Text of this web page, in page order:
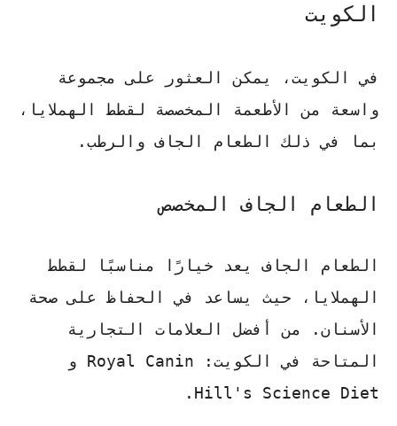
الكويت
في الكويت، يمكن العثور على مجموعة
واسعة من الأطعمة المخصصة لقطط الهملايا،
بما في ذلك الطعام الجاف والرطب.
الطعام الجاف المخصص
الطعام الجاف يعد خيارًا مناسبًا لقطط
الهملايا، حيث يساعد في الحفاظ على صحة
الأسنان. من أفضل العلامات التجارية
المتاحة في الكويت: Royal Canin و
Hill's Science Diet
.